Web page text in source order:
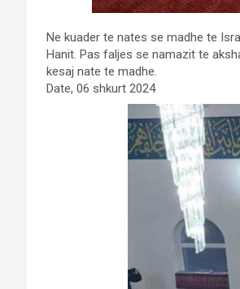
Ne kuader te nates se madhe te
Hanit. Pas faljes se namazit te
kesaj nate te madhe.
Date, 06 shkurt 2024